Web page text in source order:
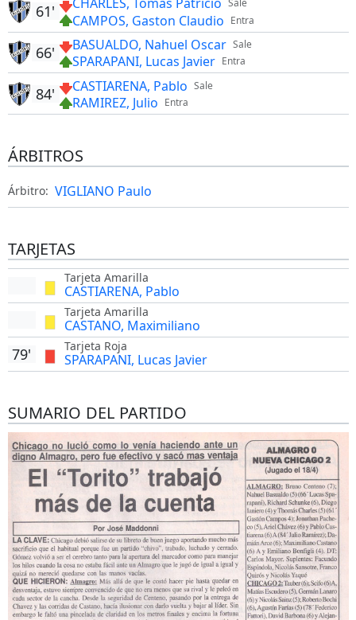
Sale
Entra
CAMPOS, Gaston Claudio
61'
Sale
BASUALDO, Nahuel Oscar
Entra
SPARAPANI, Lucas Javier
66'
Sale
CASTIARENA, Pablo
Entra
RAMIREZ, Julio
84'
ÁRBITROS
Árbitro: VIGLIANO Paulo
TARJETAS
Tarjeta Amarilla
CASTIARENA, Pablo
Tarjeta Amarilla
CASTANO, Maximiliano
Tarjeta Roja
SPARAPANI, Lucas Javier
79'
SUMARIO DEL PARTIDO